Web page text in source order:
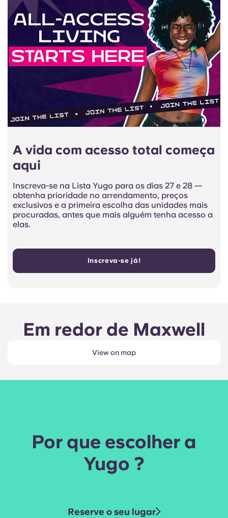
A vida com acesso total começa
aqui
Inscreva-se na Lista Yugo para os dias 27 e 28 —
obtenha prioridade no arrendamento, preços
exclusivos e a primeira escolha das unidades mais
procuradas, antes que mais alguém tenha acesso a
elas.
Inscreva-se já!
Em redor de Maxwell
View on map
Por que escolher a
Yugo ?
Reserve o seu lugar